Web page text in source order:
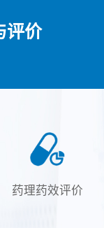
评价
药理药效评价